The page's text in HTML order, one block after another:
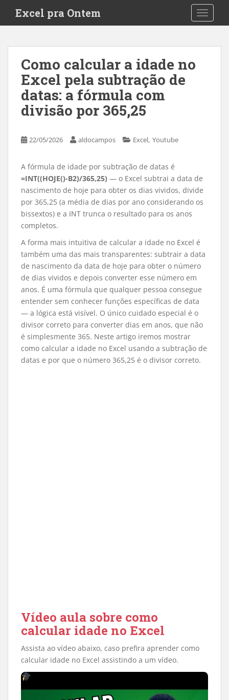
i
Excel pra Ontem
Como calcular a idade no
Excel pela subtração de
datas: a fórmula com
divisão por 365,25
22/05/2026 aldocampos Excel, Youtube
A fórmula de idade por subtração de datas é
=INT((HOJE()-B2)/365,25) — o Excel subtrai a data de
nascimento de hoje para obter os dias vividos, divide
por 365,25 (a média de dias por ano considerando os
bissextos) e a INT trunca o resultado para os anos
completos.
A forma mais intuitiva de calcular a idade no Excel é
também uma das mais transparentes: subtrair a data
de nascimento da data de hoje para obter o número
de dias vividos e depois converter esse número em
anos. É uma fórmula que qualquer pessoa consegue
entender sem conhecer funções específicas de data
— a lógica está visível. O único cuidado especial é o
divisor correto para converter dias em anos, que não
é simplesmente 365. Neste artigo iremos mostrar
como calcular a idade no Excel usando a subtração de
datas e por que o número 365,25 é o divisor correto.
Vídeo aula sobre como
calcular idade no Excel
Assista ao vídeo abaixo, caso prefira aprender como
calcular idade no Excel assistindo a um vídeo.